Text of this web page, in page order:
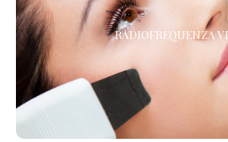
RADIOFREQUENZA
RADIOFREQUENZA
Il tocco finale per contrastare la lassità
rassodamento e l’aspetto della